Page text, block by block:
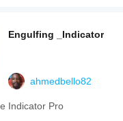
Engulfing _Indicator
ahmedbello82
Indicator Pro